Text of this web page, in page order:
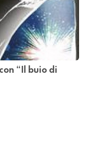
“Il buio di